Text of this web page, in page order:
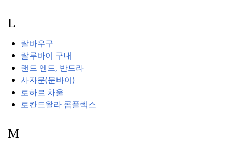
L
랄바우구
랄루바이 구내
랜드 엔드, 반드라
사자문(문바이)
로하르 차울
로칸드왈라 콤플렉스
M